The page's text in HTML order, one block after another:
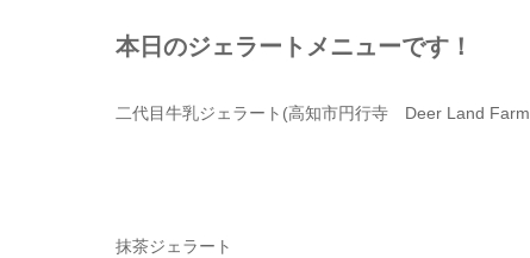
本日のジェラートメニューです！
二代目牛乳ジェラート (高知市円行寺 Deer Land Farm
抹茶ジェラート